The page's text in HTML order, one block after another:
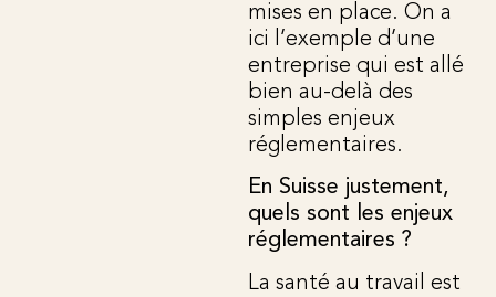
mises en place. On a
ici l’exemple d’une
entreprise qui est allé
bien au-delà des
simples enjeux
réglementaires.
En Suisse justement,
quels sont les enjeux
réglementaires ?
La santé au travail est